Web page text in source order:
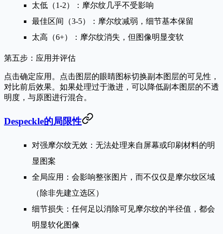
太低（1-2）：摩尔纹几乎不受影响
最佳区间（3-5）：摩尔纹减弱，细节基本保留
太高（6+）：摩尔纹消失，但图像明显变软
第五步：应用并评估
点击确定应用。点击图层的眼睛图标切换副本图层的可见性，
对比前后效果。如果处理过于激进，可以降低副本图层的不透
明度，与原图进行混合。
Despeckle的局限性
对强摩尔纹无效 ：无法处理来自屏幕或印刷材料的明
显图案
全局应用 ：会影响整张图片，而不仅仅是摩尔纹区域
（除非先建立选区）
细节损失 ：任何足以消除可见摩尔纹的半径值，都会
明显软化图像